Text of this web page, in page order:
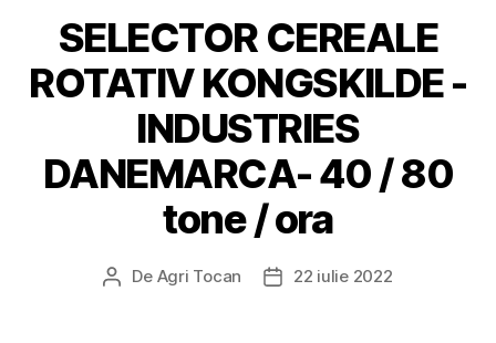
SELECTOR CEREALE
ROTATIV KONGSKILDE -
INDUSTRIES
DANEMARCA- 40 / 80
tone / ora
Autor
De Agri Tocan
Dată22 iulie 2022